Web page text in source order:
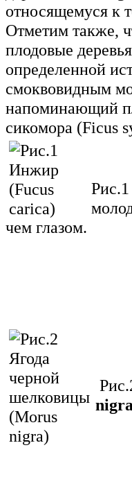
относящемуся к
Отметим также,
плодовые
определенной
смоквовидным
напоминающий
сикомора (Ficus
Рис.1
чем глазом.